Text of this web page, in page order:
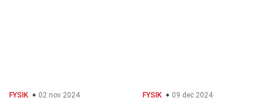
FYSIK 02 nov 2024 FYSIK 09 dec 2024